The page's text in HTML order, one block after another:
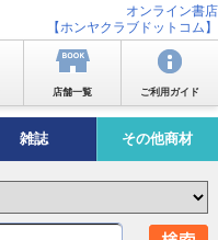
オンライン書店
【ホンヤクラブドットコム】
店舗一覧 ご利用ガイド
雑誌 その他商材